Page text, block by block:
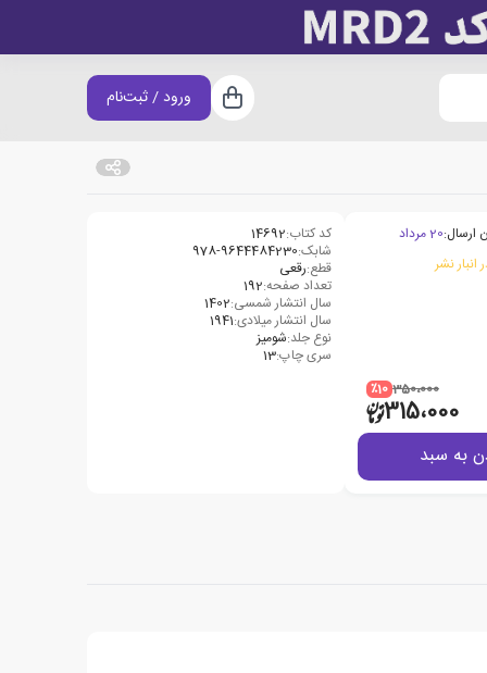
سبد خرید
ورود / ثبت‌نام
ارسال:20 مرداد
انبار نشر
350،000 ٪10
315،000
به سبد
کد کتاب:14692
شابک:978-9644484230
قطع:رقعی
تعداد صفحه:192
سال انتشار شمسی:1402
سال انتشار میلادی:1941
نوع جلد:شومیز
سری چاپ:13